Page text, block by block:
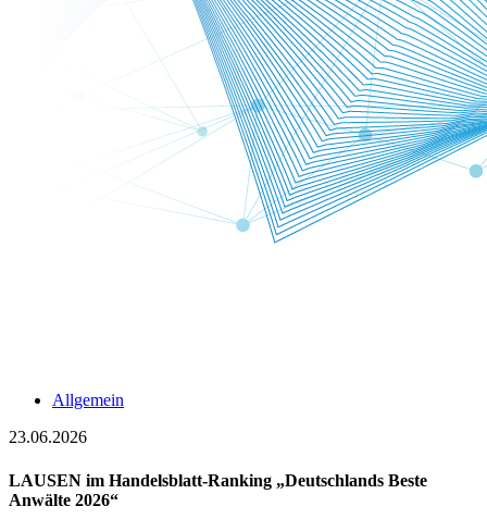
Allgemein
23.06.2026
LAUSEN im Handelsblatt-Ranking „Deutschlands Beste
Anwälte 2026“